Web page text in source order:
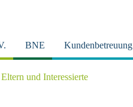
BNE Kundenbetreuung
und Interessierte